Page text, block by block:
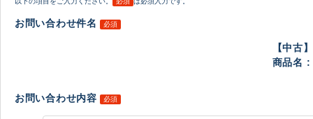
お問い合わせ件名 必須
【中古】
商品名 :
お問い合わせ内容 必須